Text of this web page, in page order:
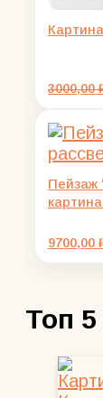
3000,00
Пейзаж
9700,00
Топ 5